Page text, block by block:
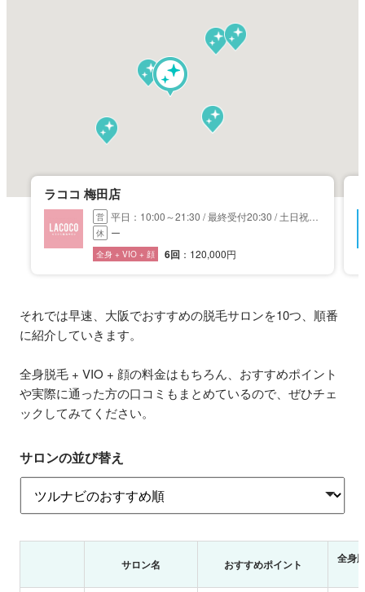
ラココ 梅田店
営 平日：10:00～21:30 / 最終受付20:30 / 土日祝：
10:00～20:00 / 最終受付19:00
休 ー
全身 + VIO + 顔 6回 ：120,000円
それでは早速、大阪でおすすめの脱毛サロンを10つ、順番
に紹介していきます。
全身脱毛 + VIO + 顔の料金はもちろん、おすすめポイント
や実際に通った方の口コミもまとめているので、ぜひチェ
ックしてみてください。
サロンの並び替え
サロン名 おすすめポイント 全身